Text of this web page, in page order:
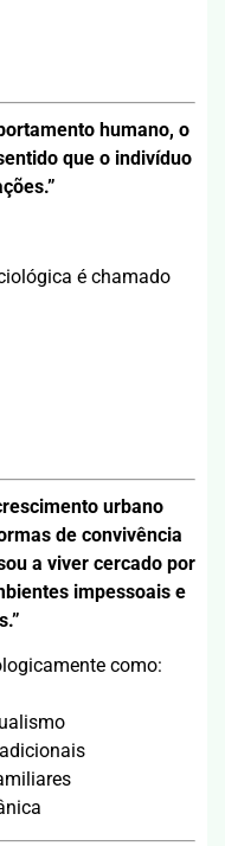
humano, o
que o indivíduo
é chamado
urbano
de convivência
a viver cercado por
impessoais e
como: